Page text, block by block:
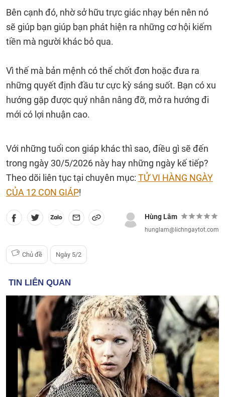
Bên cạnh đó, nhờ sở hữu trực giác nhạy bén nên nó
sẽ giúp bạn giúp bạn phát hiện ra những cơ hội kiếm
tiền mà người khác bỏ qua.
Vì thế mà bản mệnh có thể chốt đơn hoặc đưa ra
những quyết định đầu tư cực kỳ sáng suốt. Bạn có xu
hướng gặp được quý nhân nâng đỡ, mở ra hướng đi
mới có lợi nhuận cao.
Với những tuổi con giáp khác thì sao, điều gì sẽ đến
trong ngày 30/5/2026 này hay những ngày kế tiếp?
Theo dõi liên tục tại chuyên mục: TỬ VI HÀNG NGÀY
CỦA 12 CON GIÁP!
Hùng Lâm
hunglam@lichngaytot.com
Chủ đề Ngày 5/2